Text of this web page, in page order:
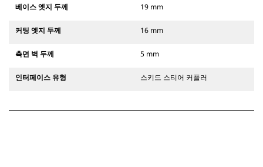
베이스 엣지 두께 19 mm
커팅 엣지 두께 16 mm
측면 벽 두께 5 mm
인터페이스 유형 스키드 스티어 커플러